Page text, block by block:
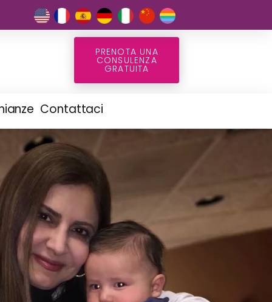
PRENOTA UNA
CONSULENZA
GRATUITA
Contattaci